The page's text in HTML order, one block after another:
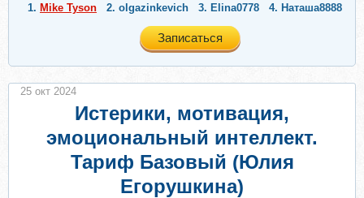
1. Mike Tyson 2. olgazinkevich 3. Elina0778 4. Наташа8888
Записаться
Истерики, мотивация,
эмоциональный интеллект.
Тариф Базовый (Юлия
Егорушкина)
25 окт 2024